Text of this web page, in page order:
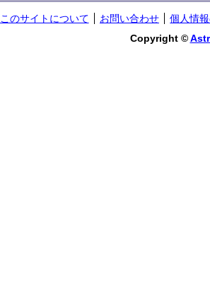
このサイトについて お問い合わせ
個人情
Copyright ©